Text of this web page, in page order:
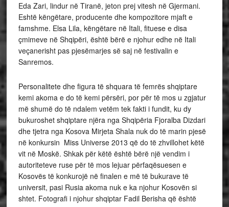
Eda Zari, lindur në Tiranë, jeton prej vitesh në Gjermani.
Eshtë këngëtare, producente dhe kompozitore mjaft e
famshme. Elsa Lila, këngëtare në Itali, fituese e disa
çmimeve në Shqipëri, është bërë e njohur edhe në Itali
veçanerisht pas pjesëmarjes së saj në festivalin e
Sanremos.
Personalitete dhe figura të shquara të femrës shqiptare
kemi akoma e do të kemi përsëri, por për të mos u zgjatur
më shumë do të ndalem vetëm tek fakti i fundit, ku dy
bukuroshet shqiptare njëra nga Shqipëria Fjoralba Dizdari
dhe tjetra nga Kosova Mirjeta Shala nuk do të marin pjesë
në konkursin Miss Universe 2013 që do të zhvillohet këtë
vit në Moskë. Shkak për këtë është bërë një vendim i
autoriteteve ruse për të mos lejuar përfaqësuesen e
Kosovës të konkurojë në finalen e më të bukurave të
universit, pasi Rusia akoma nuk e ka njohur Kosovën si
shtet. Fotografi i njohur shqiptar Fadil Berisha që është